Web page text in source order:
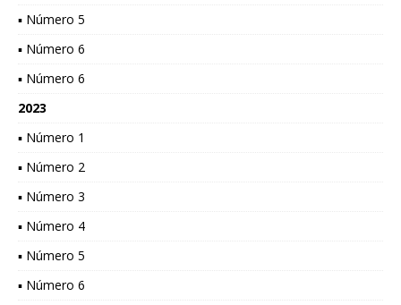
▪ Número 5
▪ Número 6
▪ Número 6
2023
▪ Número 1
▪ Número 2
▪ Número 3
▪ Número 4
▪ Número 5
▪ Número 6